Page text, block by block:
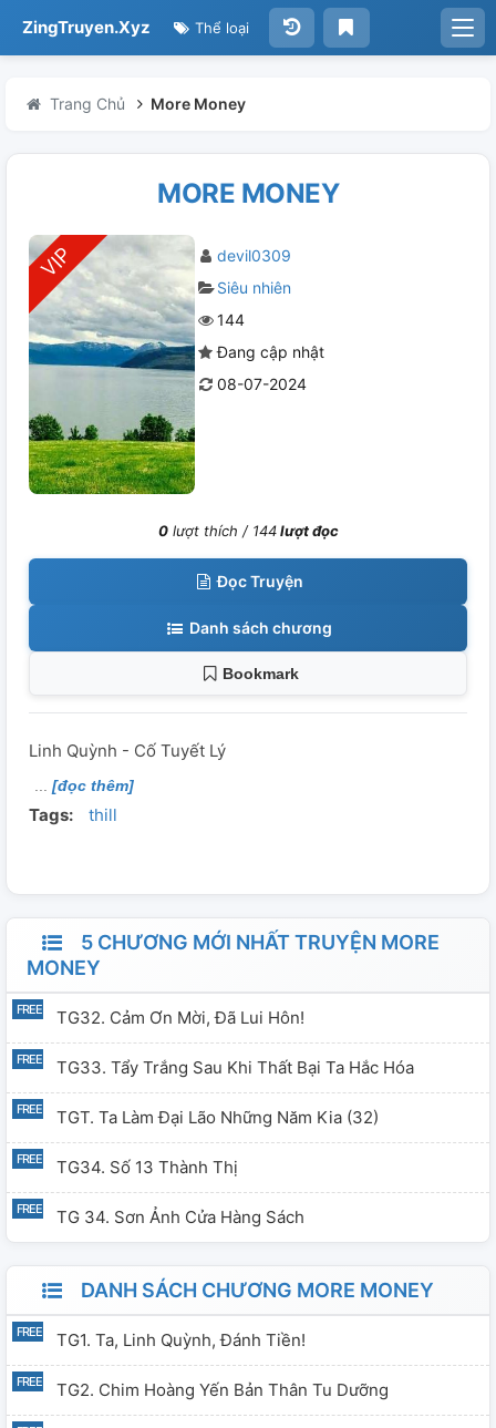
ZingTruyen.Xyz Thể loại
Trang Chủ More Money
MORE MONEY
devil0309
Siêu nhiên
144
Đang cập nhật
08-07-2024
0lượt thích / 144lượt đọc
Đọc Truyện
Danh sách chương
Bookmark
Linh Quỳnh - Cố Tuyết Lý
[đọc thêm]
Tags: thill
5 CHƯƠNG MỚI NHẤT TRUYỆN MORE
MONEY
TG32. Cảm Ơn Mời, Đã Lui Hôn!
TG33. Tẩy Trắng Sau Khi Thất Bại Ta Hắc Hóa
TGT. Ta Làm Đại Lão Những Năm Kia (32)
TG34. Số 13 Thành Thị
TG 34. Sơn Ảnh Cửa Hàng Sách
DANH SÁCH CHƯƠNG MORE MONEY
TG1. Ta, Linh Quỳnh, Đánh Tiền!
TG2. Chim Hoàng Yến Bản Thân Tu Dưỡng